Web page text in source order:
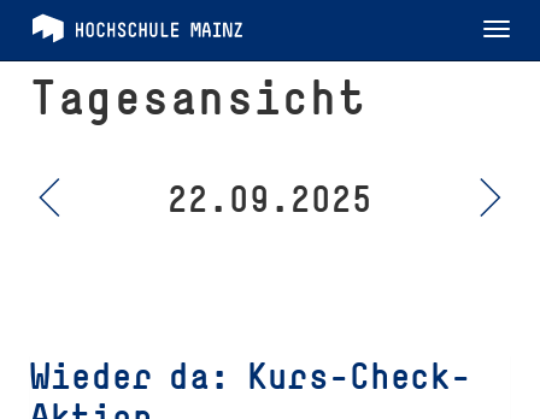
Tagesansicht
22.09.2025
Wieder da: Kurs-Check-